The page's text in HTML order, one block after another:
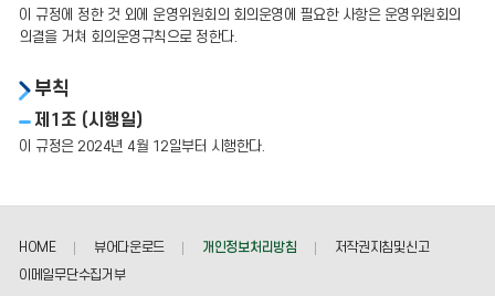
이 규정에 정한 것 외에 운영위원회의 회의운영에 필요한 사항은 운영위원회의
의결을 거쳐 회의운영규칙으로 정한다.
부칙
제1조 (시행일)
이 규정은 2024년 4월 12일부터 시행한다.
HOME 뷰어다운로드 개인정보처리방침
저작권지침및신고
이메일무단수집거부